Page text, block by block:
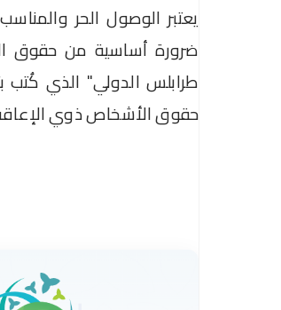
يعتبر الوصول الحر
ضرورة أساسية من حقوق
حقوق الأشخاص ذوي